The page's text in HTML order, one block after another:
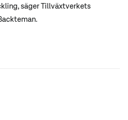
säger Tillväxtverkets